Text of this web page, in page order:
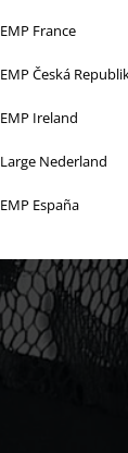
EMP France
EMP Česká
EMP Ireland
Large Nederland
EMP España